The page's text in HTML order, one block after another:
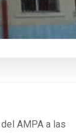
AMPA a las